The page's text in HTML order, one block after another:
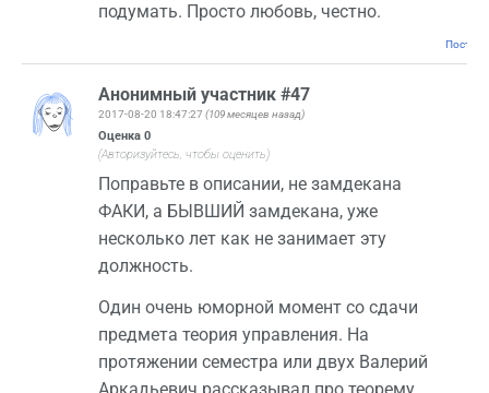
подумать. Просто любовь, честно.
Анонимный участник #47
2017-08-20 18:47:27 (109 месяцев назад)
Оценка 0
(Авторизуйтесь, чтобы оценить)
Поправьте в описании, не замдекана
ФАКИ, а БЫВШИЙ замдекана, уже
несколько лет как не занимает эту
должность.
Один очень юморной момент со сдачи
предмета теория управления. На
протяжении семестра или двух Валерий